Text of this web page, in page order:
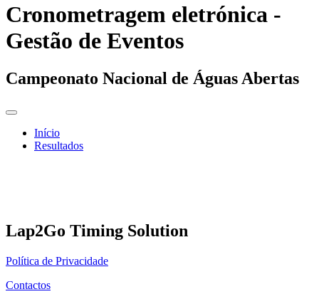
Cronometragem eletrónica -
Gestão de Eventos
Campeonato Nacional de Águas Abertas
Início
Resultados
Lap2Go Timing Solution
Política de Privacidade
Contactos